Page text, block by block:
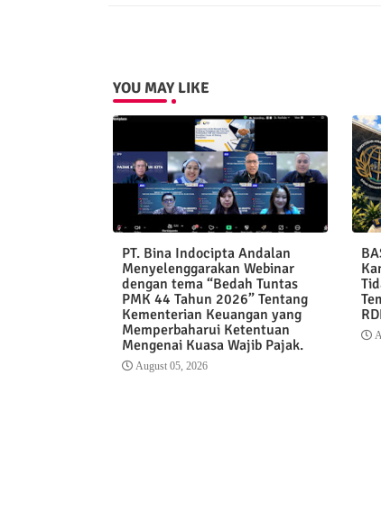
YOU MAY LIKE
PT. Bina Indocipta Andalan
Menyelenggarakan Webinar
dengan tema “Bedah Tuntas
PMK 44 Tahun 2026” Tentang
Kementerian Keuangan yang
Memperbaharui Ketentuan
Mengenai Kuasa Wajib Pajak.
August 05, 2026